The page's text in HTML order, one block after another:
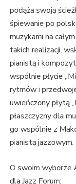
podąża swoją
śpiewanie po
muzykami na
takich realizacji,
pianistą i
wspólnie płycie
rytmów i
uwieńczony płytą
płaszczyzny dla
go wspólnie z
pianistą jazzowym.
O swoim wyborze
dla Jazz Forum: